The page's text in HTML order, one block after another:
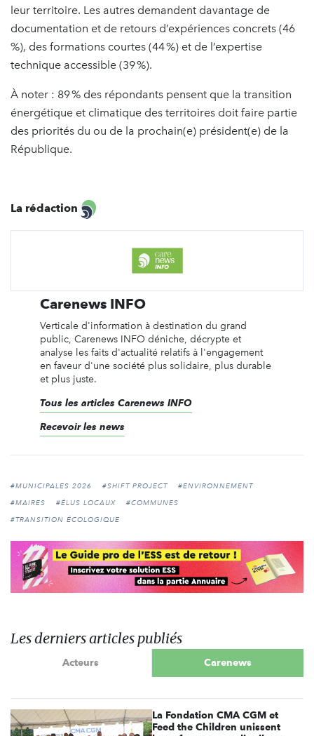
leur territoire. Les autres demandent davantage de
documentation et de retours d’expériences concrets (46
%), des formations courtes (44 %) et de l’expertise
technique accessible (39 %).
À noter : 89 % des répondants pensent que la transition
énergétique et climatique des territoires doit faire partie
des priorités du ou de la prochain(e) président(e) de la
République.
La rédaction
Carenews INFO
Verticale d'information à destination du grand
public, Carenews INFO déniche, décrypte et
analyse les faits d'actualité relatifs à l'engagement
en faveur d'une société plus solidaire, plus durable
et plus juste.
Tous les articles Carenews INFO
Recevoir les news
#MUNICIPALES 2026 #SHIFT PROJECT
#ENVIRONNEMENT
#MAIRES
#ÉLUS LOCAUX
#COMMUNES
#TRANSITION ÉCOLOGIQUE
Les derniers articles publiés
Acteurs Carenews
La Fondation CMA CGM et
Feed the Children unissent